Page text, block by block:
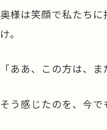
奥様は笑顔で私たち
け。
「ああ、この方は、
そう感じたのを、今